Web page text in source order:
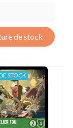
de stock
STOCK